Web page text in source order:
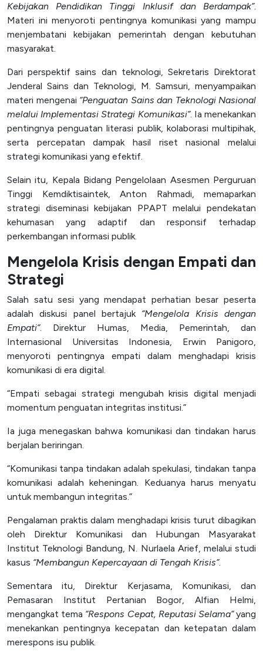
Kebijakan Pendidikan Tinggi Inklusif dan Berdampak”.
Materi ini menyoroti pentingnya komunikasi yang mampu
menjembatani kebijakan pemerintah dengan kebutuhan
masyarakat.
Dari perspektif sains dan teknologi, Sekretaris Direktorat
Jenderal Sains dan Teknologi, M. Samsuri, menyampaikan
materi mengenai “Penguatan Sains dan Teknologi Nasional
melalui Implementasi Strategi Komunikasi”. Ia menekankan
pentingnya penguatan literasi publik, kolaborasi multipihak,
serta percepatan dampak hasil riset nasional melalui
strategi komunikasi yang efektif.
Selain itu, Kepala Bidang Pengelolaan Asesmen Perguruan
Tinggi Kemdiktisaintek, Anton Rahmadi, memaparkan
strategi diseminasi kebijakan PPAPT melalui pendekatan
kehumasan yang adaptif dan responsif terhadap
perkembangan informasi publik.
Mengelola Krisis dengan Empati dan
Strategi
Salah satu sesi yang mendapat perhatian besar peserta
adalah diskusi panel bertajuk “Mengelola Krisis dengan
Empati”. Direktur Humas, Media, Pemerintah, dan
Internasional Universitas Indonesia, Erwin Panigoro,
menyoroti pentingnya empati dalam menghadapi krisis
komunikasi di era digital.
“Empati sebagai strategi mengubah krisis digital menjadi
momentum penguatan integritas institusi.”
Ia juga menegaskan bahwa komunikasi dan tindakan harus
berjalan beriringan.
“Komunikasi tanpa tindakan adalah spekulasi, tindakan tanpa
komunikasi adalah keheningan. Keduanya harus menyatu
untuk membangun integritas.”
Pengalaman praktis dalam menghadapi krisis turut dibagikan
oleh Direktur Komunikasi dan Hubungan Masyarakat
Institut Teknologi Bandung, N. Nurlaela Arief, melalui studi
kasus “Membangun Kepercayaan di Tengah Krisis”.
Sementara itu, Direktur Kerjasama, Komunikasi, dan
Pemasaran Institut Pertanian Bogor, Alfian Helmi,
mengangkat tema “Respons Cepat, Reputasi Selama”yang
menekankan pentingnya kecepatan dan ketepatan dalam
merespons isu publik.